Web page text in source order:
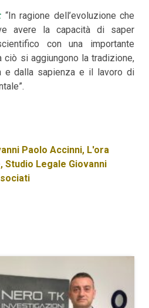
“In ragione dell’evoluzione che
avere la capacità di saper
con una importante
ciò si aggiungono la tradizione,
e dalla sapienza e il lavoro di
Paolo Accinni, L'ora
, Studio Legale Giovanni